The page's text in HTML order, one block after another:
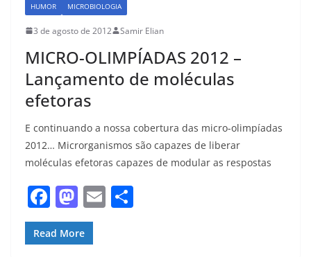
HUMOR MICROBIOLOGIA
3 de agosto de 2012 Samir Elian
MICRO-OLIMPÍADAS 2012 –
Lançamento de moléculas
efetoras
E continuando a nossa cobertura das micro-olimpíadas
2012… Microrganismos são capazes de liberar
moléculas efetoras capazes de modular as respostas
F
a
c
M
a
st
E
Read More